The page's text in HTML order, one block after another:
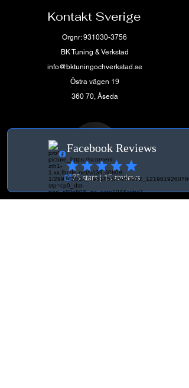
Kontakt Sverige
Orgnr:931030-3756
BK Tuning & Verkstad
info@bktuningochverkstad.se
Östra vägen 19
360 70, Åseda
Villkor